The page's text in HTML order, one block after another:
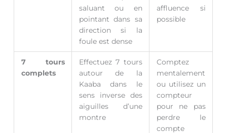
saluant ou en
pointant dans sa
direction si la
foule est dense
affluence si
possible
7 tours
complets
Effectuez 7 tours
autour de la
Kaaba dans le
sens inverse des
aiguilles d’une
montre
Comptez
mentalement
ou utilisez un
compteur
pour ne pas
perdre le
compte